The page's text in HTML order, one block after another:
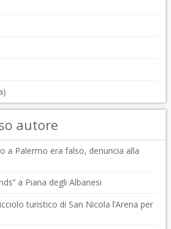
autore
a Palermo era falso, denuncia alla
a Piana degli Albanesi
turistico di San Nicola l’Arena per